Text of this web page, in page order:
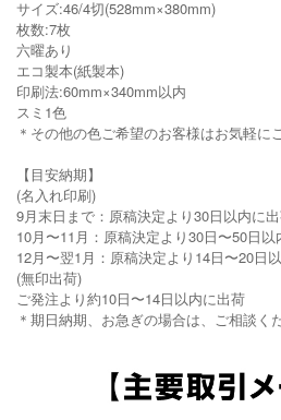
サイズ:46/4切(528mm×380mm)
枚数:7枚
六曜あり
エコ製本(紙製本)
印刷法:60mm×340mm以内
スミ1色
＊その他の色ご希望のお客様はお気軽に
【目安納期】
(名入れ印刷)
9月末日まで：原稿決定より30日以内に
10月〜11月：原稿決定より30日〜50日以
12月〜翌1月：原稿決定より14日〜20日
(無印出荷)
ご発注より約10日〜14日以内に出荷
＊期日納期、お急ぎの場合は、ご相談く